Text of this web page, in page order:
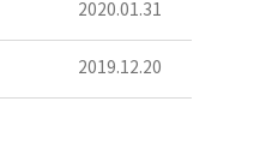
2020.01.31
2019.12.20